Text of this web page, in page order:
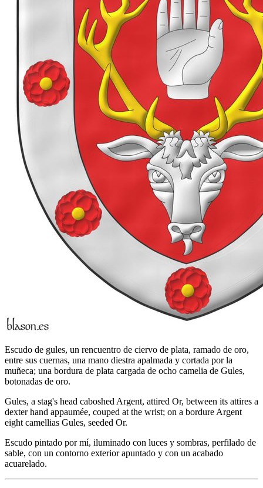
Escudo de gules, un rencuentro de ciervo de plata, ramado de oro,
entre sus cuernas, una mano diestra apalmada y cortada por la
muñeca; una bordura de plata cargada de ocho camelia de Gules,
botonadas de oro.
Gules, a stag's head caboshed Argent, attired Or, between its attires a
dexter hand appaumée, couped at the wrist; on a bordure Argent
eight camellias Gules, seeded Or.
Escudo pintado por mí, iluminado con luces y sombras, perfilado de
sable, con un contorno exterior apuntado y con un acabado
acuarelado.